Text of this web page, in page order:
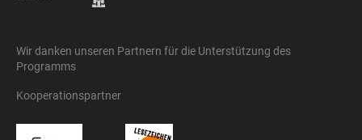
Wir danken unseren Partnern für die Unterstützung des
Programms
Kooperationspartner